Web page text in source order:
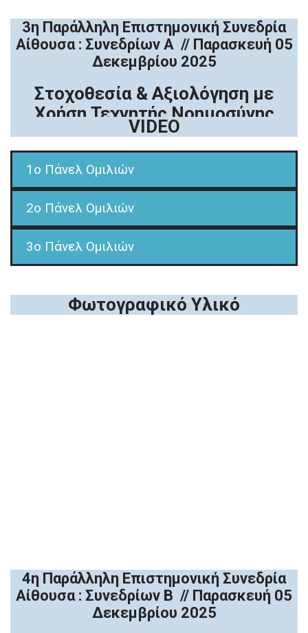
3η Παράλληλη Επιστημονική Συνεδρία
Αίθουσα : Συνεδρίων Α // Παρασκευή 05
Δεκεμβρίου 2025
Στοχοθεσία & Αξιολόγηση με
Χρήση Τεχνητής Νοημοσύνης
VIDEO
1o Πάνελ Ομιλιών
2o Πάνελ Ομιλιών
3o Πάνελ Ομιλιών
Φωτογραφικό Υλικό
4η Παράλληλη Επιστημονική Συνεδρία
Αίθουσα : Συνεδρίων Β // Παρασκευή 05
Δεκεμβρίου 2025